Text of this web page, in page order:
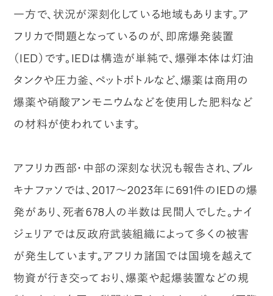
一方で、状況が深刻化している地域もあります。ア
フリカで問題となっているのが、即席爆発装置
（IED）です。IEDは構造が単純で、爆弾本体は灯油
タンクや圧力釜、ペットボトルなど、爆薬は商用の
爆薬や硝酸アンモニウムなどを使用した肥料など
の材料が使われています。
アフリカ西部・中部の深刻な状況も報告され、ブル
キナファソでは、2017～2023年に691件のIEDの爆
発があり、死者678人の半数は民間人でした。ナイ
ジェリアでは反政府武装組織によって多くの被害
が発生しています。アフリカ諸国では国境を越えて
物資が行き交っており、爆薬や起爆装置などの規